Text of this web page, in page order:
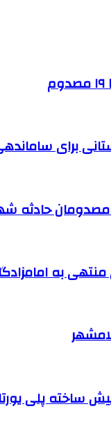
حادثه شهرک
به
پیش ساخته پلی